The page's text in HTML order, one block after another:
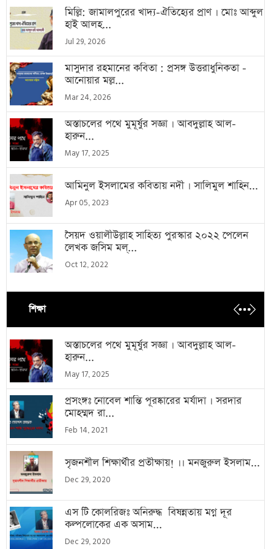
মিল্লি: জামালপুরের খাদ্য-ঐতিহ্যের প্রাণ । মোঃ আব্দুল
হাই আলহ...
Jul 29, 2026
মাসুদার রহমানের কবিতা : প্রসঙ্গ উত্তরাধুনিকতা -
আনোয়ার মল্ল...
Mar 24, 2026
অস্তাচলের পথে মুমূর্ষুর সজ্ঞা । আবদুল্লাহ আল-
হারুন...
May 17, 2025
আমিনুল ইসলামের কবিতায় নদী । সালিমুল শাহিন...
Apr 05, 2023
সৈয়দ ওয়ালীউল্লাহ সাহিত্য পুরস্কার ২০২২ পেলেন
লেখক জসিম মল্...
Oct 12, 2022
শিক্ষা
অস্তাচলের পথে মুমূর্ষুর সজ্ঞা । আবদুল্লাহ আল-
হারুন...
May 17, 2025
প্রসংঙ্গঃ নোবেল শান্তি পূরষ্কারের মর্যাদা । সরদার
মোহম্মদ রা...
Feb 14, 2021
সৃজনশীল শিক্ষার্থীর প্রতীক্ষায়! ।। মনজুরুল ইসলাম...
Dec 29, 2020
এস টি কোলরিজঃ অনিরুদ্ধ বিষন্নতায় মগ্ন দূর
কল্পলোকের এক অসাম...
Dec 29, 2020